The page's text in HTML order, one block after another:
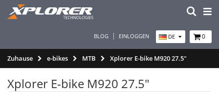
BLOG EINLOGGEN DE 0
Zuhause e-bikes MTB Xplorer E-bike M920 27.5"
Xplorer E-bike M920 27.5"